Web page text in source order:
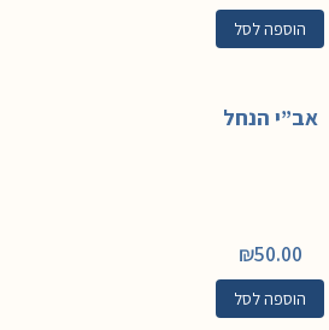
הוספה לסל
אב”י הנחל
₪50.00
הוספה לסל